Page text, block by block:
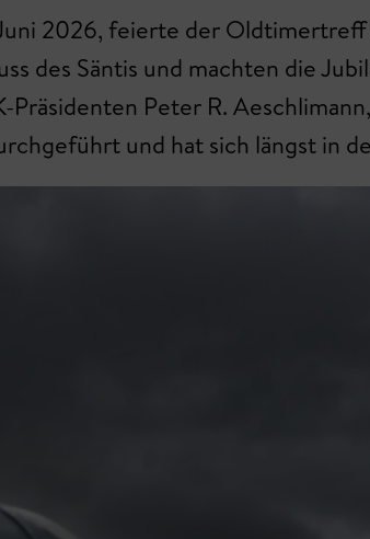
2026, feierte der Oldtimertreff
des Säntis und machten die
Präsidenten Peter R.
und hat sich längst in